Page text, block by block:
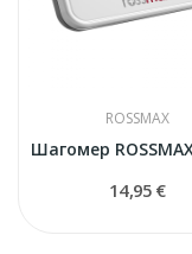
ROSSMAX
14,95 €